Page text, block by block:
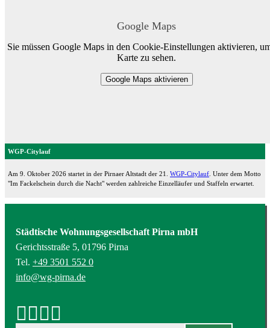
Google Maps
Sie müssen Google Maps in den Cookie-Einstellungen aktivieren,
Karte zu sehen.
Google Maps aktivieren
WGP-Citylauf
Am 9. Oktober 2026 startet in der Pirnaer Altstadt der 21. WGP-Citylauf . Unter dem Motto
"Im Fackelschein durch die Nacht" werden zahlreiche Einzelläufer und Staffeln erwartet.
Städtische Wohnungsgesellschaft Pirna mbH
Gerichtsstraße 5, 01796 Pirna
Tel. +49 3501 552 0
info@wg-pirna.de